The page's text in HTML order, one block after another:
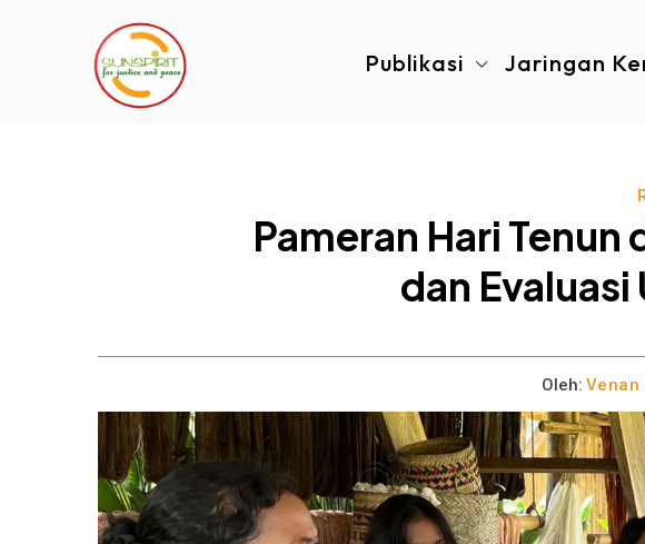
Publikasi Jaringan
Pameran Hari
dan Evaluasi
Oleh: Venan